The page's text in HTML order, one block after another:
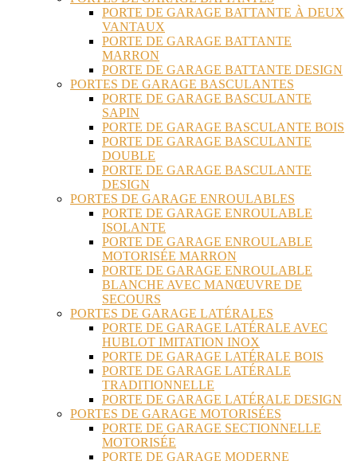
PORTE DE GARAGE BATTANTE À DEUX
VANTAUX
PORTE DE GARAGE BATTANTE
MARRON
PORTE DE GARAGE BATTANTE DESIGN
PORTES DE GARAGE BASCULANTES
PORTE DE GARAGE BASCULANTE
SAPIN
PORTE DE GARAGE BASCULANTE BOIS
PORTE DE GARAGE BASCULANTE
DOUBLE
PORTE DE GARAGE BASCULANTE
DESIGN
PORTES DE GARAGE ENROULABLES
PORTE DE GARAGE ENROULABLE
ISOLANTE
PORTE DE GARAGE ENROULABLE
MOTORISÉE MARRON
PORTE DE GARAGE ENROULABLE
BLANCHE AVEC MANŒUVRE DE
SECOURS
PORTES DE GARAGE LATÉRALES
PORTE DE GARAGE LATÉRALE AVEC
HUBLOT IMITATION INOX
PORTE DE GARAGE LATÉRALE BOIS
PORTE DE GARAGE LATÉRALE
TRADITIONNELLE
PORTE DE GARAGE LATÉRALE DESIGN
PORTES DE GARAGE MOTORISÉES
PORTE DE GARAGE SECTIONNELLE
MOTORISÉE
PORTE DE GARAGE MODERNE